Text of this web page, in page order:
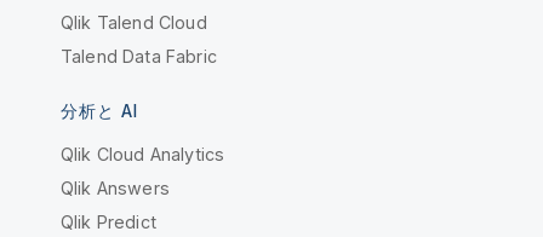
Qlik Talend Cloud
Talend Data Fabric
分析と AI
Qlik Cloud Analytics
Qlik Answers
Qlik Predict